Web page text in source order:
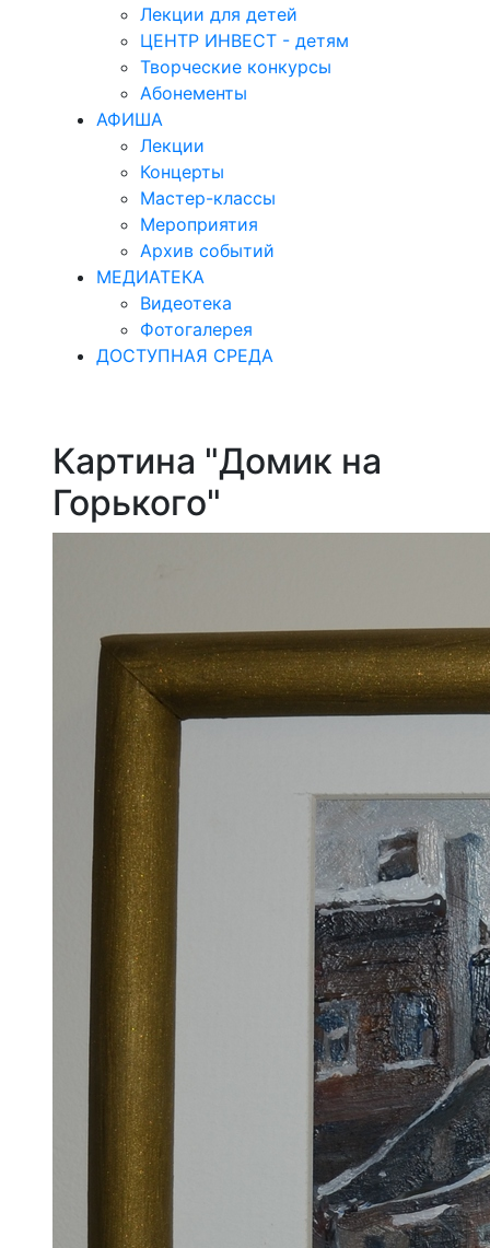
Лекции для детей
ЦЕНТР ИНВЕСТ - детям
Творческие конкурсы
Абонементы
АФИША
Лекции
Концерты
Мастер-классы
Мероприятия
Архив событий
МЕДИАТЕКА
Видеотека
Фотогалерея
ДОСТУПНАЯ СРЕДА
Картина "Домик на
Горького"